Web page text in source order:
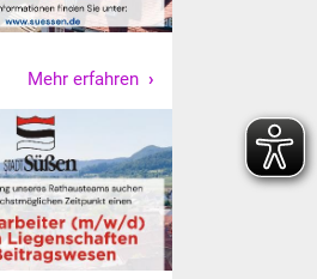
Pflegeheim
Familien
Kinder und Jugendliche
Schülerferienprogramm
Mehr erfahren